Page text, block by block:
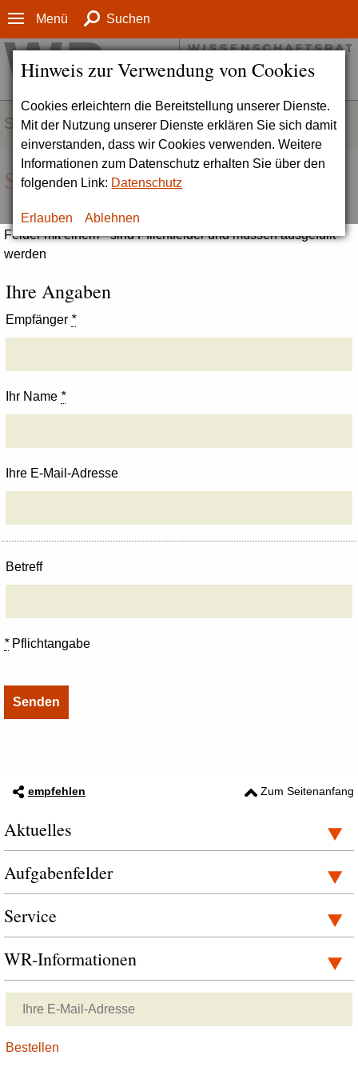
Hinweis zur Verwendung von Cookies
Cookies erleichtern die Bereitstellung unserer Dienste.
Mit der Nutzung unserer Dienste erklären Sie sich damit
einverstanden, dass wir Cookies verwenden. Weitere
Informationen zum Datenschutz erhalten Sie über den
folgenden Link: Datenschutz
Erlauben Ablehnen
Menü Suchen
SERVICE
Seite empfehlen
Felder mit einem * sind Pflichtfelder und müssen ausgefüllt
werden
Ihre Angaben
Empfänger *
Ihr Name *
Ihre E-Mail-Adresse
Betreff
*Pflichtangabe
empfehlen Zum Seitenanfang
Aktuelles
Aufgabenfelder
Service
WR-Informationen